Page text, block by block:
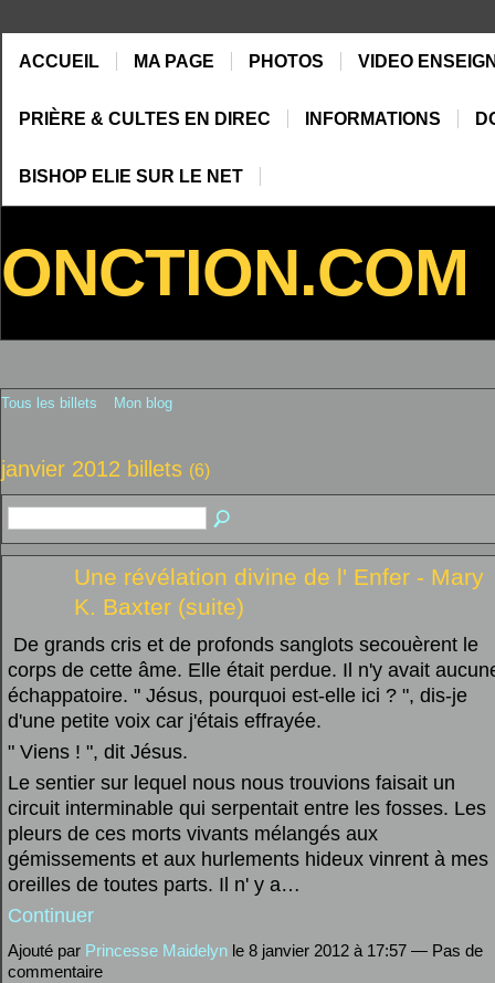
ACCUEIL MA PAGE PHOTOS VIDEO
PRIÈRE & CULTES EN DIREC INFORMATIONS
BISHOP ELIE SUR LE NET
ONCTION.COM
Tous les billets Mon blog
janvier 2012 billets (6)
Une révélation divine de l' Enfer - Mary
K. Baxter (suite)
De grands cris et de profonds sanglots secouèrent le
corps de cette âme. Elle était perdue. Il n'y avait
échappatoire. " Jésus, pourquoi est-elle ici ? ", dis-je
d'une petite voix car j'étais effrayée.
" Viens ! ", dit Jésus.
Le sentier sur lequel nous nous trouvions faisait un
circuit interminable qui serpentait entre les fosses. Les
pleurs de ces morts vivants mélangés aux
gémissements et aux hurlements hideux vinrent à mes
oreilles de toutes parts. Il n' y a…
Continuer
Ajouté par Princesse Maidelyn le 8 janvier 2012 à 17:57 — Pas de
commentaire